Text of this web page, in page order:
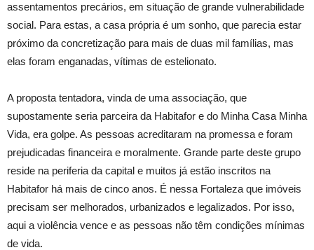
assentamentos precários, em situação de grande vulnerabilidade
social. Para estas, a casa própria é um sonho, que parecia estar
próximo da concretização para mais de duas mil famílias, mas
elas foram enganadas, vítimas de estelionato.
A proposta tentadora, vinda de uma associação, que
supostamente seria parceira da Habitafor e do Minha Casa Minha
Vida, era golpe. As pessoas acreditaram na promessa e foram
prejudicadas financeira e moralmente. Grande parte deste grupo
reside na periferia da capital e muitos já estão inscritos na
Habitafor há mais de cinco anos. É nessa Fortaleza que imóveis
precisam ser melhorados, urbanizados e legalizados. Por isso,
aqui a violência vence e as pessoas não têm condições mínimas
de vida.